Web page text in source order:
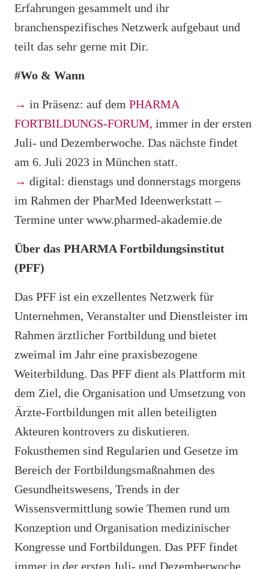
Erfahrungen gesammelt und ihr
branchenspezifisches Netzwerk aufgebaut und
teilt das sehr gerne mit Dir.
#Wo & Wann
→ in Präsenz: auf dem PHARMA
FORTBILDUNGS-FORUM, immer in der ersten
Juli- und Dezemberwoche. Das nächste findet
am 6. Juli 2023 in München statt.
→ digital: dienstags und donnerstags morgens
im Rahmen der PharMed Ideenwerkstatt –
Termine unter www.pharmed-akademie.de
Über das PHARMA Fortbildungsinstitut
(PFF)
Das PFF ist ein exzellentes Netzwerk für
Unternehmen, Veranstalter und Dienstleister im
Rahmen ärztlicher Fortbildung und bietet
zweimal im Jahr eine praxisbezogene
Weiterbildung. Das PFF dient als Plattform mit
dem Ziel, die Organisation und Umsetzung von
Ärzte-Fortbildungen mit allen beteiligten
Akteuren kontrovers zu diskutieren.
Fokusthemen sind Regularien und Gesetze im
Bereich der Fortbildungsmaßnahmen des
Gesundheitswesens, Trends in der
Wissensvermittlung sowie Themen rund um
Konzeption und Organisation medizinischer
Kongresse und Fortbildungen. Das PFF findet
immer in der ersten Juli- und Dezemberwoche